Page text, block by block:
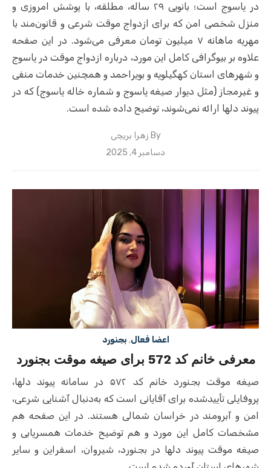
در یاسوج است؛ بانویی ۲۹ ساله، مطلقه، با پوشش امروزی و
منزل شخصی امن که برای ازدواج موقت شرعی و قانون‌مند با
مهریه ماهانه ۷ میلیون تومان معرفی می‌شود. در این صفحه
علاوه بر بیوگرافی کامل این مورد، درباره ازدواج موقت در یاسوج
و شهرهای استان کهگیلویه و بویراحمد و همچنین خدمات منفی
و غیرمجاز (مثل دیوار صیغه یاسوج و شماره خاله یاسوج) که در
پیوند دلها ارائه نمی‌شوند، توضیح داده شده است.
By زهرا بریچی
Posted
دسامبر 4, 2025
اعضا فعال, بجنورد
معرفی خانم کد 572 برای صیغه موقت بجنورد
صیغه موقت بجنورد خانم کد ۵۷۲ در سامانه پیوند دلها،
پروفایلی تأییدشده برای آقایانی است که به‌دنبال آشنایی شرعی،
امن و آبرومند در خراسان شمالی هستند. در این صفحه هم
مشخصات کامل این مورد و هم توضیح خدمات همسریابی و
صیغه موقت پیوند دلها در بجنورد، شیروان، اسفراین و سایر